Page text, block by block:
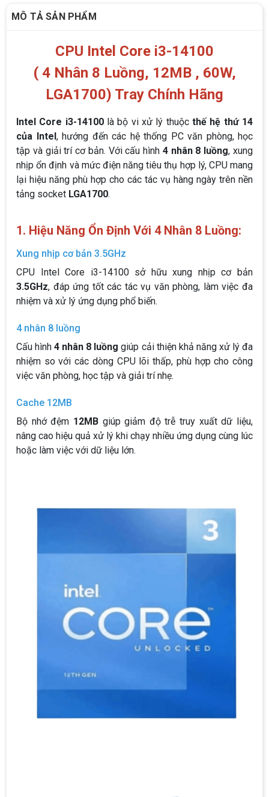
MÔ TẢ SẢN PHẨM
CPU Intel Core i3-14100
( 4 Nhân 8 Luồng, 12MB , 60W,
LGA1700) Tray Chính Hãng
Intel Core i3-14100là bộ vi xử lý thuộcthế hệ thứ 14
của Intel, hướng đến các hệ thống PC văn phòng, học
tập và giải trí cơ bản. Với cấu hình 4 nhân 8 luồng, xung
nhịp ổn định và mức điện năng tiêu thụ hợp lý, CPU mang
lại hiệu năng phù hợp cho các tác vụ hàng ngày trên nền
tảng socket LGA1700.
1. Hiệu Năng Ổn Định Với 4 Nhân 8 Luồng:
Xung nhịp cơ bản 3.5GHz
CPU Intel Core i3-14100 sở hữu xung nhịp cơ bản
3.5GHz, đáp ứng tốt các tác vụ văn phòng, làm việc đa
nhiệm và xử lý ứng dụng phổ biến.
4 nhân 8 luồng
Cấu hình4 nhân 8 luồng giúp cải thiện khả năng xử lý đa
nhiệm so với các dòng CPU lõi thấp, phù hợp cho công
việc văn phòng, học tập và giải trí nhẹ.
Cache 12MB
Bộ nhớ đệm 12MBgiúp giảm độ trễ truy xuất dữ liệu,
nâng cao hiệu quả xử lý khi chạy nhiều ứng dụng cùng lúc
hoặc làm việc với dữ liệu lớn.